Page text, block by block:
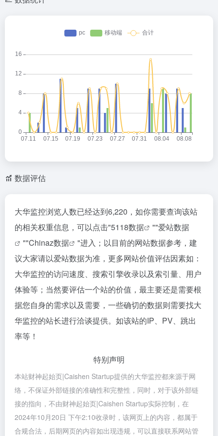
数据评估
大华监控浏览人数已经达到6,220，如你需要查询该站
的相关权重信息，可以点击"5118数据 ""爱站数据
""Chinaz数据
"进入；以目前的网站数据参考，建
议大家请以爱站数据为准，更多网站价值评估因素如：
大华监控的访问速度、搜索引擎收录以及索引量、用户
体验等；当然要评估一个站的价值，最主要还是需要根
据您自身的需求以及需要，一些确切的数据则需要找大
华监控的站长进行洽谈提供。如该站的IP、PV、跳出
率等！
特别声明
本站财神起始页|Caishen Startup提供的大华监控都来源于网
络，不保证外部链接的准确性和完整性，同时，对于该外部链
接的指向，不由财神起始页|Caishen Startup实际控制，在
2024年10月20日 下午2:10收录时，该网页上的内容，都属于
合规合法，后期网页的内容如出现违规，可以直接联系网站管